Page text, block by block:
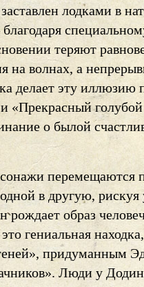
лодками в
теряют
на волнах, а
делает эту
и «Прекрасный
о былой
перемещаются
в другую,
рождает образ
гениальная
придуманным
Люди у